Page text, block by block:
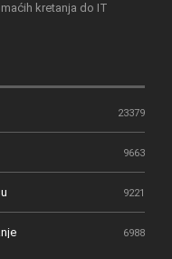
kretanja do IT
23379
9663
9221
6988